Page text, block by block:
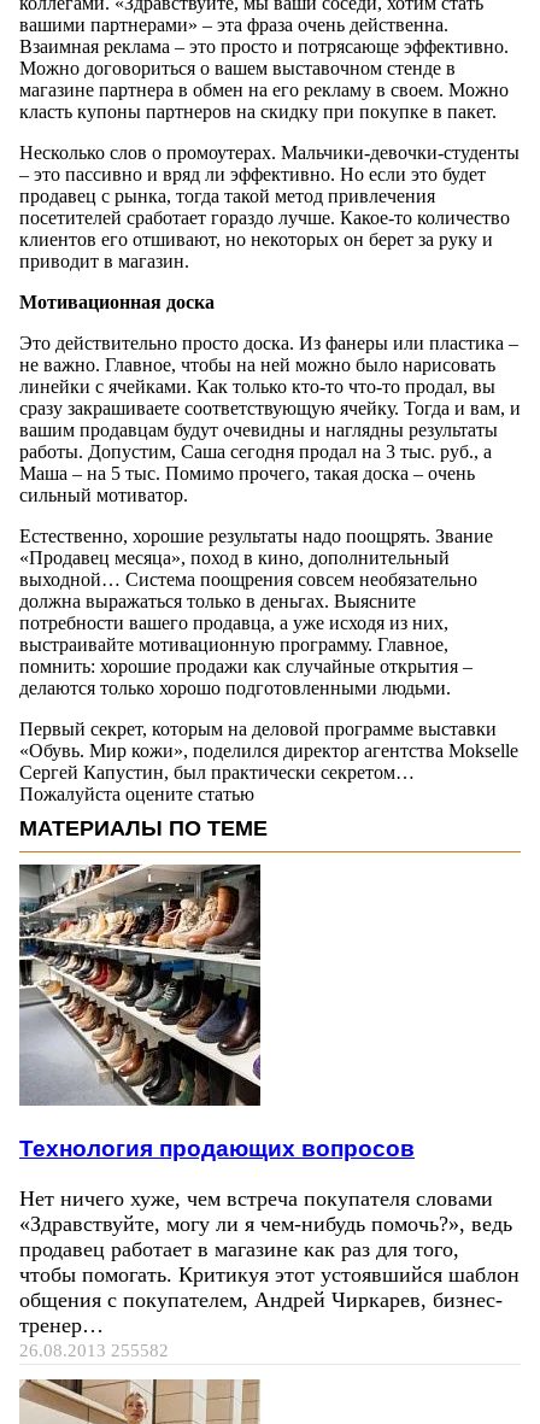
вашими партнерами» – эта фраза очень действенна.
Взаимная реклама – это просто и потрясающе эффективно.
Можно договориться о вашем выставочном стенде в
магазине партнера в обмен на его рекламу в своем. Можно
класть купоны партнеров на скидку при покупке в пакет.
Несколько слов о промоутерах. Мальчики-девочки-студенты
– это пассивно и вряд ли эффективно. Но если это будет
продавец с рынка, тогда такой метод привлечения
посетителей сработает гораздо лучше. Какое-то количество
клиентов его отшивают, но некоторых он берет за руку и
приводит в магазин.
Мотивационная доска
Это действительно просто доска. Из фанеры или пластика –
не важно. Главное, чтобы на ней можно было нарисовать
линейки с ячейками. Как только кто-то что-то продал, вы
сразу закрашиваете соответствующую ячейку. Тогда и вам, и
вашим продавцам будут очевидны и наглядны результаты
работы. Допустим, Саша сегодня продал на 3 тыс. руб., а
Маша – на 5 тыс. Помимо прочего, такая доска – очень
сильный мотиватор.
Естественно, хорошие результаты надо поощрять. Звание
«Продавец месяца», поход в кино, дополнительный
выходной… Система поощрения совсем необязательно
должна выражаться только в деньгах. Выясните
потребности вашего продавца, а уже исходя из них,
выстраивайте мотивационную программу. Главное,
помнить: хорошие продажи как случайные открытия –
делаются только хорошо подготовленными людьми.
Первый секрет, которым на деловой программе выставки
«Обувь. Мир кожи», поделился директор агентства Mokselle
Сергей Капустин, был практически секретом…
Пожалуйста оцените статью
МАТЕРИАЛЫ ПО ТЕМЕ
Технология продающих вопросов
Нет ничего хуже, чем встреча покупателя словами
«Здравствуйте, могу ли я чем-нибудь помочь?», ведь
продавец работает в магазине как раз для того,
чтобы помогать. Критикуя этот устоявшийся шаблон
общения с покупателем, Андрей Чиркарев, бизнес-
тренер…
26.08.2013 255582